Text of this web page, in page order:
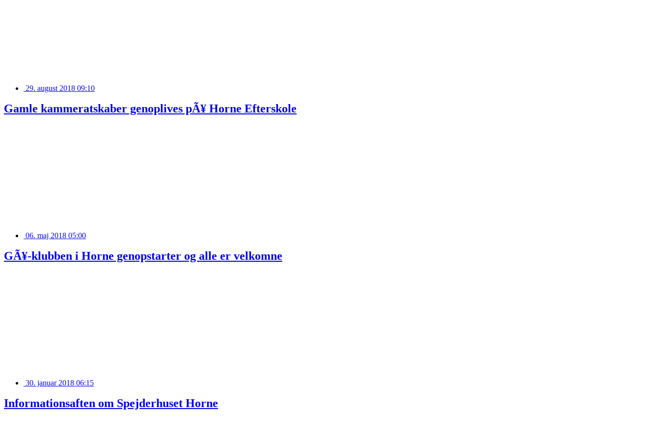
29. august 2018 09:10
Gamle kammeratskaber genoplives pÃ¥ Horne Efterskole
06. maj 2018 05:00
GÃ¥-klubben i Horne genopstarter og alle er velkomne
30. januar 2018 06:15
Informationsaften om Spejderhuset Horne